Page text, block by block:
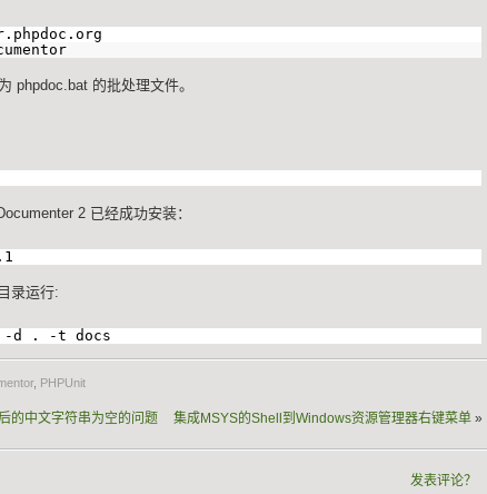
phpdoc.bat 的批处理文件。
2 已经成功安装：
录运行:
-d . -t docs
, PHPUnit
的中文字符串为空的问题 集成MSYS的Shell到Windows资源管理器右键菜单 »
发表评论？